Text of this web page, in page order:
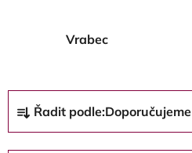
Vrabec
a
z
Řadit podle:Doporučujeme